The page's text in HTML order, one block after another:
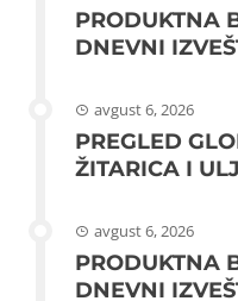
PRODUKTNA
DNEVNI
avgust 6, 2026
PREGLED
ŽITARICA I
avgust 6, 2026
PRODUKTNA
DNEVNI